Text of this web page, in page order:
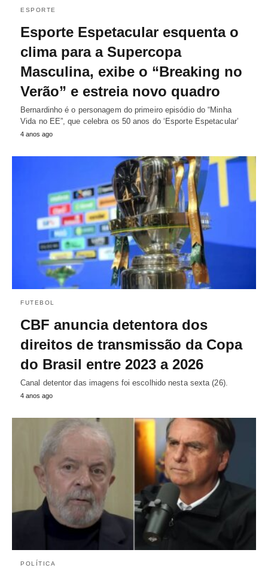
ESPORTE
Esporte Espetacular esquenta o
clima para a Supercopa
Masculina, exibe o “Breaking no
Verão” e estreia novo quadro
Bernardinho é o personagem do primeiro episódio do “Minha
Vida no EE”, que celebra os 50 anos do ‘Esporte Espetacular’
4 anos ago
FUTEBOL
CBF anuncia detentora dos
direitos de transmissão da Copa
do Brasil entre 2023 a 2026
Canal detentor das imagens foi escolhido nesta sexta (26).
4 anos ago
POLÍTICA